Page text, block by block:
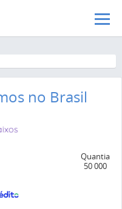
no Brasil
Quantia
50 000